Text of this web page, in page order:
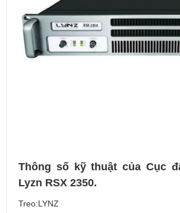
Thông số kỹ thuật của Cục
Lyzn RSX 2350.
Treo:LYNZ